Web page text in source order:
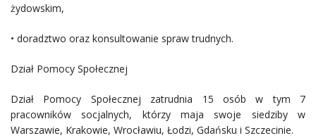
żydowskim,
• doradztwo oraz konsultowanie spraw trudnych.
Dział Pomocy Społecznej
Dział Pomocy Społecznej zatrudnia 15 osób w tym 7
pracowników socjalnych, którzy maja swoje siedziby w
Warszawie, Krakowie, Wrocławiu, Łodzi, Gdańsku i Szczecinie.